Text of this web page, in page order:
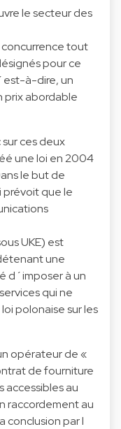
le secteur des
tout
pour ce
à-dire, un
prix abordable
ces deux
une loi en 2004
le but de
que le
UKE) est
une
d´imposer à un
qui ne
polonaise sur les
opérateur de «
de fourniture
accessibles au
raccordement au
conclusion par l